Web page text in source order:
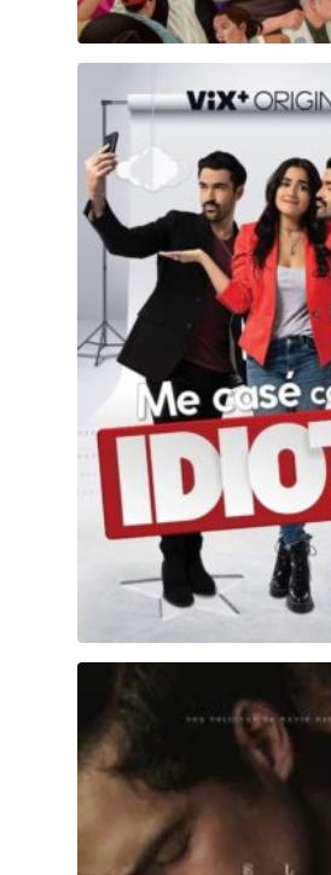
El baile de los 41